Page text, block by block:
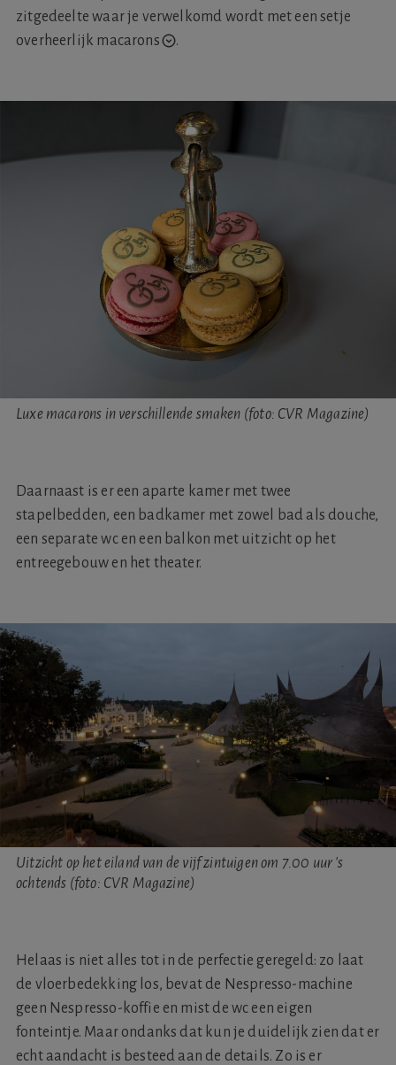
zitgedeelte waar je verwelkomd wordt met een setje
overheerlijk macarons .
Luxe macarons in verschillende smaken (foto: CVR Magazine)
Daarnaast is er een aparte kamer met twee
stapelbedden, een badkamer met zowel bad als douche,
een separate wc en een balkon met uitzicht op het
entreegebouw en het theater.
Uitzicht op het eiland van de vijf zintuigen om 7.00 uur 's
ochtends (foto: CVR Magazine)
Helaas is niet alles tot in de perfectie geregeld: zo laat
de vloerbedekking los, bevat de Nespresso-machine
geen Nespresso-koffie en mist de wc een eigen
fonteintje. Maar ondanks dat kun je duidelijk zien dat er
echt aandacht is besteed aan de details. Zo is er